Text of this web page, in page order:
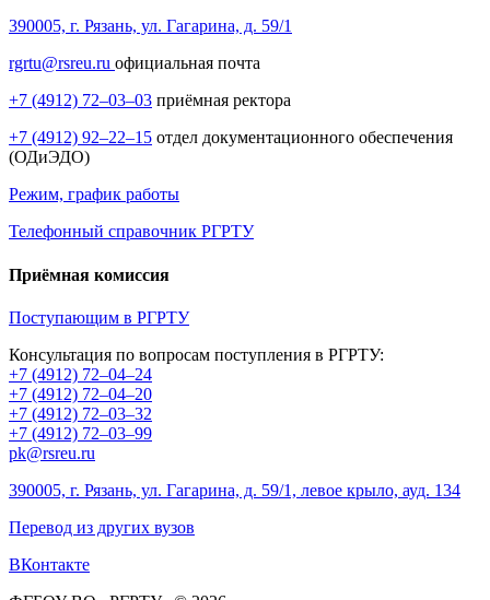
390005, г. Рязань, ул. Гагарина, д. 59/1
rgrtu@rsreu.ru официальная почта
+7 (4912) 72–03–03 приёмная ректора
+7 (4912) 92–22–15 отдел документационного обеспечения
(ОДиЭДО)
Режим, график работы
Телефонный справочник РГРТУ
Приёмная комиссия
Поступающим в РГРТУ
Консультация по вопросам поступления в РГРТУ:
+7 (4912) 72–04–24
+7 (4912) 72–04–20
+7 (4912) 72–03–32
+7 (4912) 72–03–99
pk@rsreu.ru
390005, г. Рязань, ул. Гагарина, д. 59/1, левое крыло, ауд. 134
Перевод из других вузов
ВКонтакте